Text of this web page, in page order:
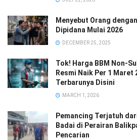
Menyebut Orang
Dipidana Mulai 2026
DECEMBER 25, 2025
Tok! Harga BBM Non-
Resmi Naik Per 1 Maret
Terbarunya Disini
MARCH 1, 2026
Pemancing Terjatuh
Badai di Perairan
Pencarian